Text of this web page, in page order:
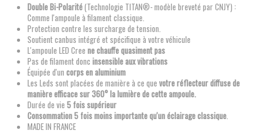
Double Bi-Polarité(Technologie TITAN®- modèle breveté par CNJY) :
Comme l'ampoule à filament classique.
Protection contre les surcharge de tension.
Soutient canbus intégré et spécifique à votre véhicule
L'ampoule LED Cree ne chauffe quasiment pas
Pas de filament donc insensible aux vibrations
Équipée d'un corps en aluminium
Les Leds sont placées de manière à ce que votre réflecteur diffuse de
manière efficace sur 360° la lumière de cette ampoule.
Durée de vie 5 fois supérieur
Consommation 5 fois moins importante qu'un éclairage classique.
MADE IN FRANCE